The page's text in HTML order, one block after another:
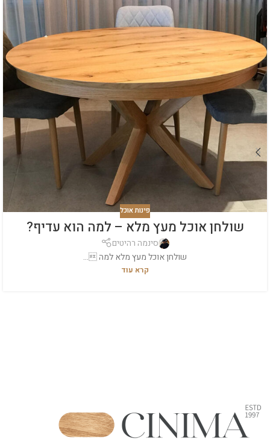
פינות אוכל
שולחן אוכל מעץ מלא – למה הוא עדיף?
סינמה רהיטים
שולחן אוכל מעץ מלא למה ...
קרא עוד